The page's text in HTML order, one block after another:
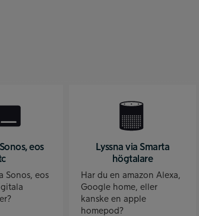
eos
Sonos, eos
Lyssna via Smarta
högtalare
Har du en amazon Alexa,
Google home, eller
kanske en apple
homepod?